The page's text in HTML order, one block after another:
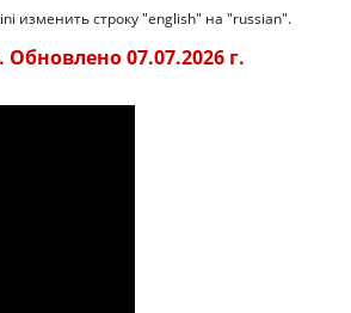
изменить строку "english" на "russian".
07.07.2026 г.